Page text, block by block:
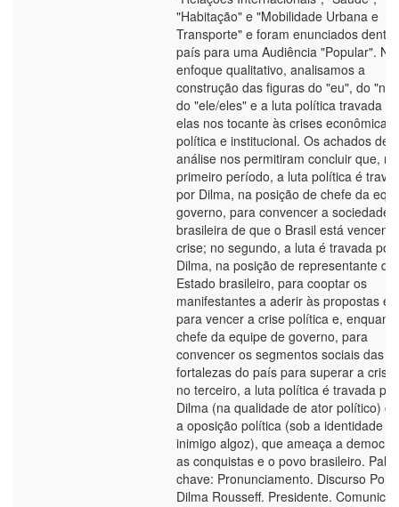
"Habitação" e "Mobilidade Urbana e
Transporte" e foram enunciados
país para uma Audiência "Popular". No
enfoque qualitativo, analisamos a
construção das figuras do "eu", do
do "ele/eles" e a luta política travada
elas nos tocante às crises econômica,
política e institucional. Os achados
análise nos permitiram concluir que, no
primeiro período, a luta política é
por Dilma, na posição de chefe da
governo, para convencer a sociedade
brasileira de que o Brasil está
crise; no segundo, a luta é travada por
Dilma, na posição de representante do
Estado brasileiro, para cooptar os
manifestantes a aderir às propostas e
para vencer a crise política e, enquanto
chefe da equipe de governo, para
convencer os segmentos sociais das
fortalezas do país para superar a
no terceiro, a luta política é travada por
Dilma (na qualidade de ator político)
a oposição política (sob a identidade
inimigo algoz), que ameaça a
as conquistas e o povo brasileiro.
chave: Pronunciamento. Discurso
Dilma Rousseff. Presidente.